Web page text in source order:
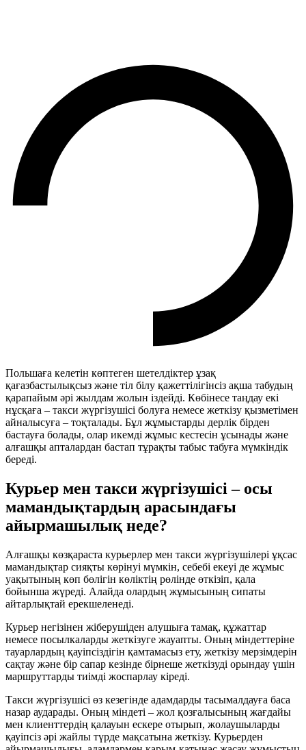
Польшаға келетін көптеген шетелдіктер ұзақ
қағазбастылықсыз және тіл білу қажеттілігінсіз ақша табудың
қарапайым әрі жылдам жолын іздейді. Көбінесе таңдау екі
нұсқаға – такси жүргізушісі болуға немесе жеткізу қызметімен
айналысуға – тоқталады. Бұл жұмыстарды дерлік бірден
бастауға болады, олар икемді жұмыс кестесін ұсынады және
алғашқы апталардан бастап тұрақты табыс табуға мүмкіндік
береді.
Курьер мен такси жүргізушісі – осы
мамандықтардың арасындағы
айырмашылық неде?
Алғашқы көзқараста курьерлер мен такси жүргізушілері ұқсас
мамандықтар сияқты көрінуі мүмкін, себебі екеуі де жұмыс
уақытының көп бөлігін көліктің рөлінде өткізіп, қала
бойынша жүреді. Алайда олардың жұмысының сипаты
айтарлықтай ерекшеленеді.
Курьер негізінен жіберушіден алушыға тамақ, құжаттар
немесе посылкаларды жеткізуге жауапты. Оның міндеттеріне
тауарлардың қауіпсіздігін қамтамасыз ету, жеткізу мерзімдерін
сақтау және бір сапар кезінде бірнеше жеткізуді орындау үшін
маршруттарды тиімді жоспарлау кіреді.
Такси жүргізушісі өз кезегінде адамдарды тасымалдауға баса
назар аударады. Оның міндеті – жол қозғалысының жағдайы
мен клиенттердің қалауын ескере отырып, жолаушыларды
қауіпсіз әрі жайлы түрде мақсатына жеткізу. Курьерден